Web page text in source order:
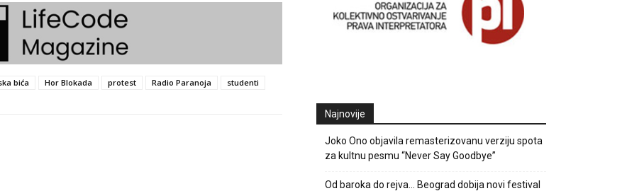
bića Hor Blokada protest Radio Paranoja studenti
Najnovije
Joko Ono objavila remasterizovanu verziju spota
za kultnu pesmu “Never Say Goodbye”
Od baroka do rejva… Beograd dobija novi festival